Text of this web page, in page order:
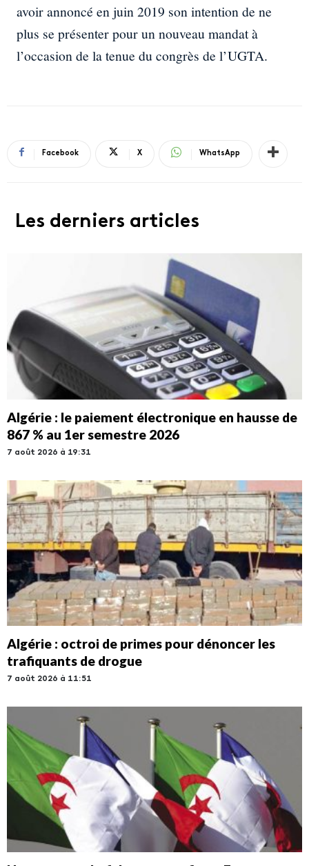
avoir annoncé en juin 2019 son intention de ne
plus se présenter pour un nouveau mandat à
l’occasion de la tenue du congrès de l’UGTA.
Facebook X WhatsApp
Les derniers articles
Algérie : le paiement électronique en hausse de
867 % au 1er semestre 2026
7 août 2026 à 19:31
Algérie : octroi de primes pour dénoncer les
trafiquants de drogue
7 août 2026 à 11:51